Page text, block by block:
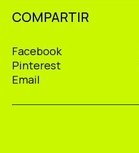
COMPARTIR
Facebook
Pinterest
Email